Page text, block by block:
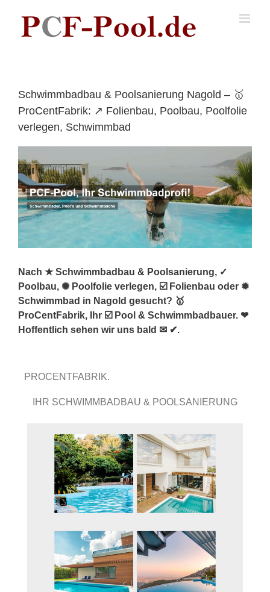
content
Schwimmbadbau & Poolsanierung Nagold – 🥇
ProCentFabrik: ↗️ Folienbau, Poolbau, Poolfolie
verlegen, Schwimmbad
Nach ★ Schwimmbadbau & Poolsanierung, ✓
Poolbau, ✺ Poolfolie verlegen, ☑️ Folienbau oder ✹
Schwimmbad in Nagold gesucht? 🥇
ProCentFabrik, Ihr ☑️ Pool & Schwimmbadbauer. ❤
Hoffentlich sehen wir uns bald ✉ ✔.
PROCENTFABRIK.
IHR SCHWIMMBADBAU & POOLSANIERUNG